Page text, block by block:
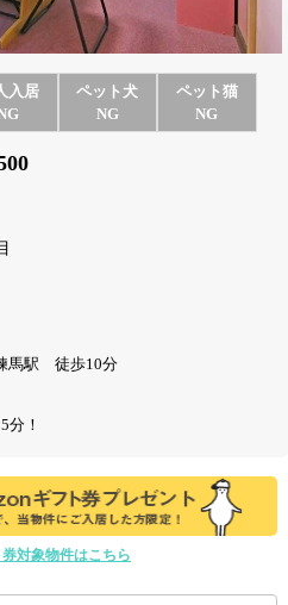
入居
ペット犬
NG
ペット猫
NG
馬駅 徒歩10分
分！
対象物件はこちら